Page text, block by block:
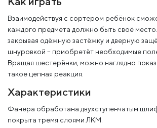
Взаимодействуя с сортером ребёнок
каждого предмета должно быть своё
закрывая одёжную застёжку и дверную
шнуровкой – приобретёт необходимые
Вращая шестерёнки, можно наглядно
такое цепная реакция.
Характеристики
Фанера обработана двухступенчатым
покрыта тремя слоями ЛКМ.